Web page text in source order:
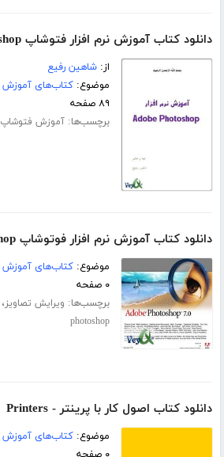
دانلود کتاب آموزش نرم افزار فتوشاپ Adobe Photoshop
از:شاهین رفیع
موضوع:کتاب‌های آموزش
۸۹ صفحه
برچسب‌ها:آموزش فتوشاپ
دانلود کتاب آموزش نرم افزار فوتوشاپ PhotoShop
موضوع:کتاب‌های آموزش
۰ صفحه
برچسب‌ها: ویرایش تصاویز
photoshop
دانلود کتاب اصول کار با پرینتر - Printers
موضوع:کتاب‌های آموزش